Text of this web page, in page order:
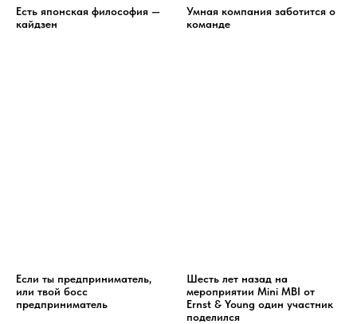
Есть японская философия —
кайдзен
Умная компания заботится о
команде
Если ты предприниматель,
или твой босс
предприниматель
Шесть лет назад на
мероприятии Mini MBI от
Ernst & Young один участник
поделился